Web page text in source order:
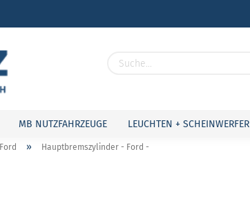
MB NUTZFAHRZEUGE LEUCHTEN + SCHEINWERFER
Ford » Hauptbremszylinder - Ford -